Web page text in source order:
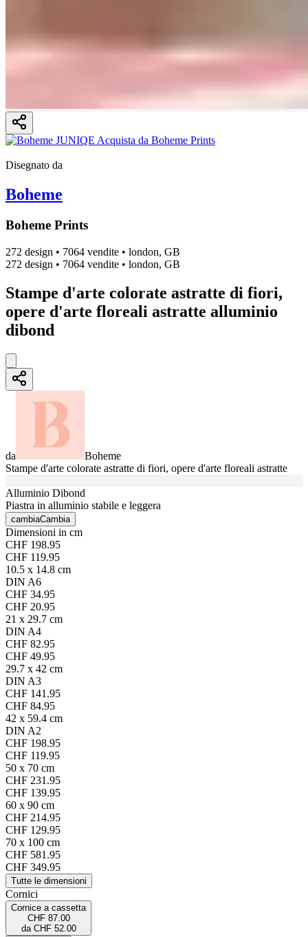
Disegnato da
Boheme
Boheme Prints
272 design • 7064 vendite • london, GB
272 design • 7064 vendite • london, GB
Stampe d'arte colorate astratte di fiori,
opere d'arte floreali astratte alluminio
dibond
da
Boheme
Stampe d'arte colorate astratte di fiori, opere d'arte floreali astratte
Alluminio Dibond
Piastra in alluminio stabile e leggera
cambiaCambia
Dimensioni in cm
CHF 198.95
CHF 119.95
10.5 x 14.8 cm
DIN A6
CHF 34.95
CHF 20.95
21 x 29.7 cm
DIN A4
CHF 82.95
CHF 49.95
29.7 x 42 cm
DIN A3
CHF 141.95
CHF 84.95
42 x 59.4 cm
DIN A2
CHF 198.95
CHF 119.95
50 x 70 cm
CHF 231.95
CHF 139.95
60 x 90 cm
CHF 214.95
CHF 129.95
70 x 100 cm
CHF 581.95
CHF 349.95
Tutte le dimensioni
Cornici
Cornice a cassetta
CHF 87.00
da CHF 52.00